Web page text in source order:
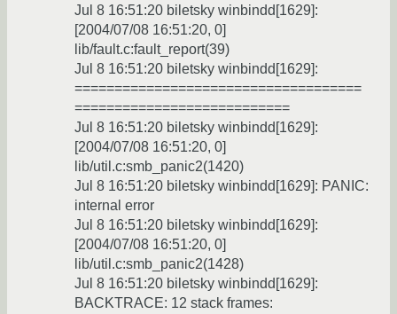
Jul 8 16:51:20 biletsky winbindd[1629]:
[2004/07/08 16:51:20, 0]
lib/fault.c:fault_report(39)
Jul 8 16:51:20 biletsky winbindd[1629]:
====================================
===========================
Jul 8 16:51:20 biletsky winbindd[1629]:
[2004/07/08 16:51:20, 0]
lib/util.c:smb_panic2(1420)
Jul 8 16:51:20 biletsky winbindd[1629]: PANIC:
internal error
Jul 8 16:51:20 biletsky winbindd[1629]:
[2004/07/08 16:51:20, 0]
lib/util.c:smb_panic2(1428)
Jul 8 16:51:20 biletsky winbindd[1629]:
BACKTRACE: 12 stack frames: